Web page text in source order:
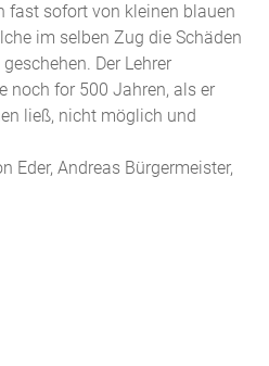
fast sofort von kleinen blauen
im selben Zug die Schäden
Der Lehrer
noch for 500 Jahren, als er
ließ, nicht möglich und
Eder, Andreas Bürgermeister,